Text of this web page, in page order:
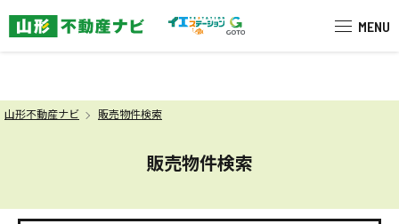
米沢市を中心に南陽市・高畠町・
MENU
山形不動産ナビ 販売物件検索
販売物件検索